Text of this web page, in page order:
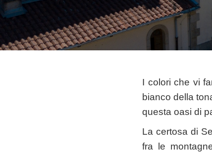
I colori che vi
bianco della
questa oasi di
La certosa di
fra le